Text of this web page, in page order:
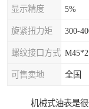
显示精度 5%
旋紧扭力矩 300-
螺纹接口方式
可售卖地 全国
机械式油表是